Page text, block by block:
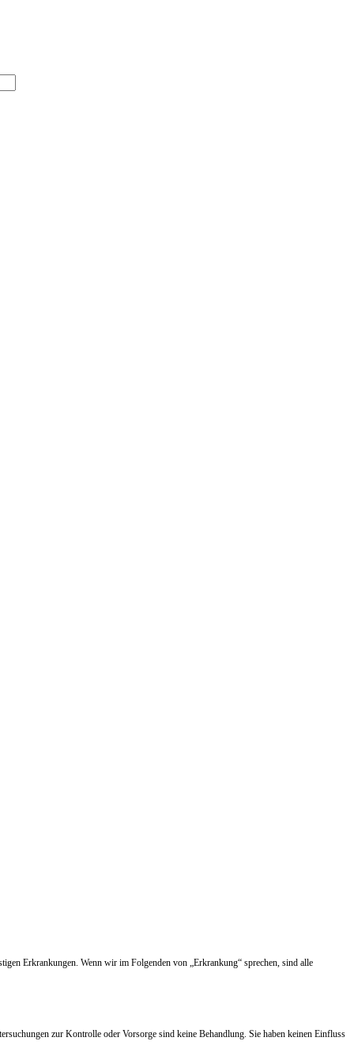
Erkrankungen. Wenn wir im Folgenden von „Erkrankung“ sprechen, sind alle
zur Kontrolle oder Vorsorge sind keine Behandlung. Sie haben keinen Einfluss